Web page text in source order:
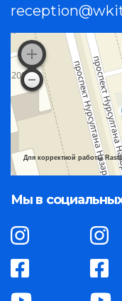
Для корректной работы
Мы в